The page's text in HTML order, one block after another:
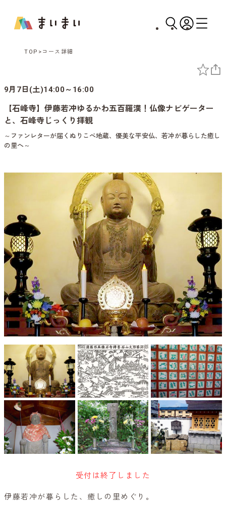
TOP コース詳細
9月7日(土)14:00～16:00
【石峰寺】伊藤若冲ゆるかわ五百羅漢！仏像ナビゲーター
と、石峰寺じっくり拝観
～ファンレターが届くぬりこべ地蔵、優美な平安仏、若冲が暮らした癒し
の里へ～
受付は終了しました
伊藤若冲が暮らした、癒しの里めぐり。